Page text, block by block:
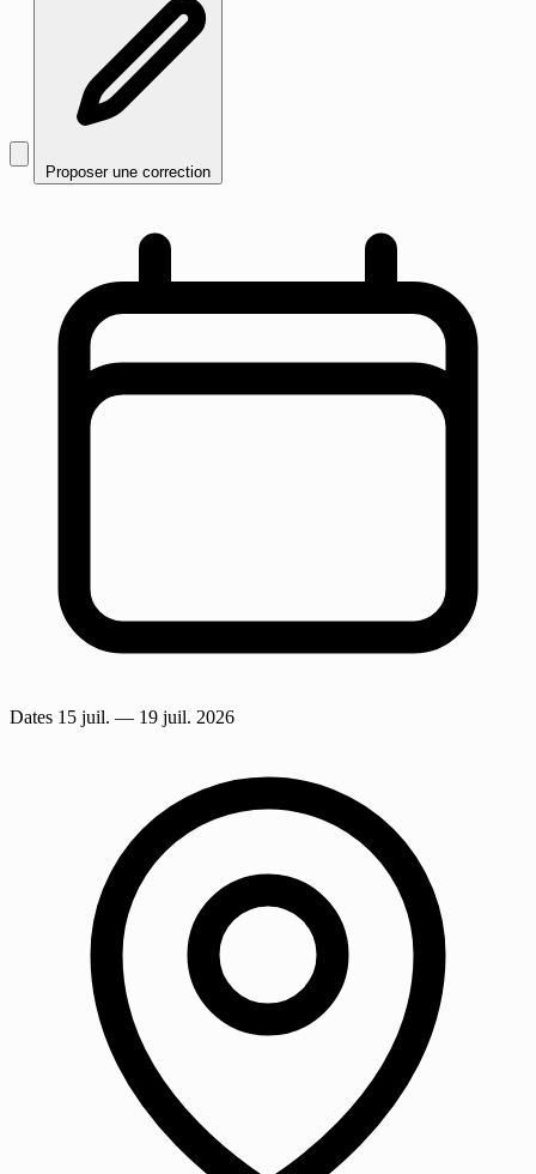
Proposer une correction
Dates 15 juil. — 19 juil. 2026